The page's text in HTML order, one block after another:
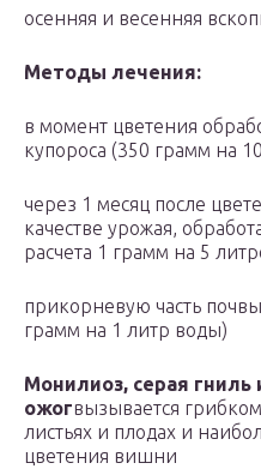
осенняя и весенняя
Методы лечения:
в момент цветения
купороса (350 грамм на
через 1 месяц после
качестве урожая,
расчета 1 грамм на 5
прикорневую часть
грамм на 1 литр воды)
Монилиоз, серая
ожогвызывается
листьях и плодах и
цветения вишни